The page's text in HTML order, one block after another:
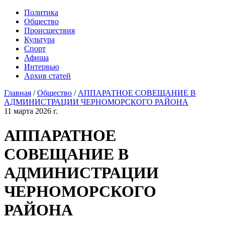
Политика
Общество
Проиcшествия
Культура
Спорт
Афиша
Интервью
Архив статей
Главная /Общество / АППАРАТНОЕ СОВЕЩАНИЕ В
АДМИНИСТРАЦИИ ЧЕРНОМОРСКОГО РАЙОНА
11 марта 2026 г.
АППАРАТНОЕ
СОВЕЩАНИЕ В
АДМИНИСТРАЦИИ
ЧЕРНОМОРСКОГО
РАЙОНА